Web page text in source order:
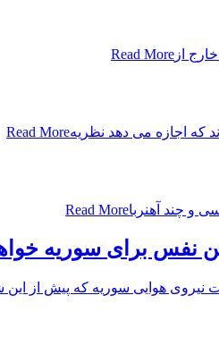
Read More
که اجازه می دهد نظریهRead More
و چند آهنرباRead More
نفس برای سوریه
نیروی هوایی سوریه که پیش از